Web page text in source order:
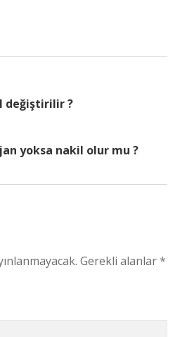
değiştirilir ?
yoksa nakil olur mu ?
Gerekli alanlar*